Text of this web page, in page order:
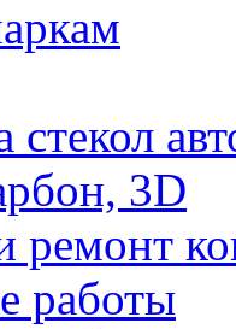
стекол
3D
ремонт
работы